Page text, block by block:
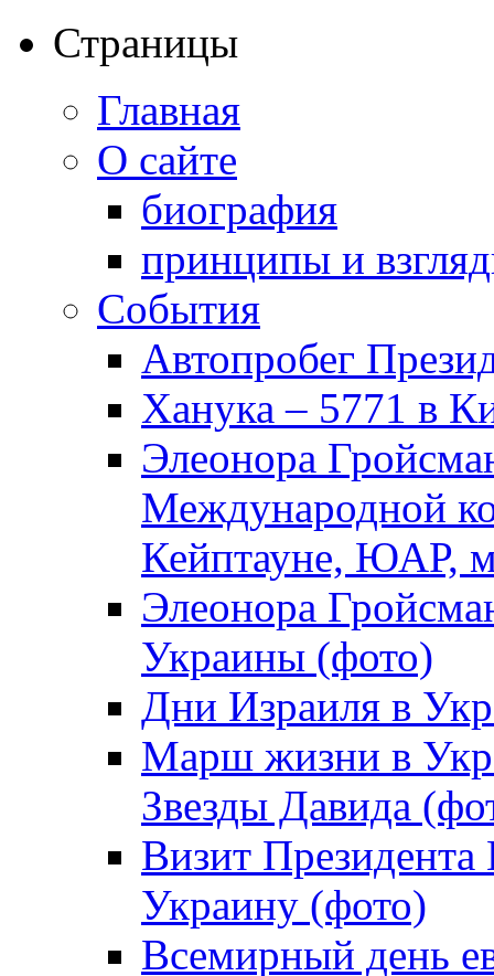
Страницы
Главная
О сайте
биография
принципы и
События
Автопробег
Ханука – 5771 в
Элеонора
Международной
Кейптауне, ЮАР,
Элеонора
Украины (фото)
Дни Израиля в
Марш жизни в
Звезды Давида
Визит
Украину (фото)
Всемирный день